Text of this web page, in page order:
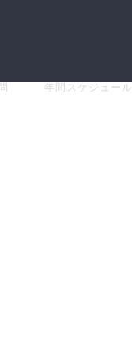
年間スケジュール